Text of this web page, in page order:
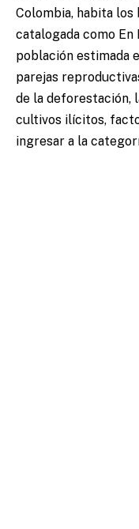
Colombia, habita los
catalogada como
población estimada
parejas
de la deforestación,
cultivos ilícitos,
ingresar a la